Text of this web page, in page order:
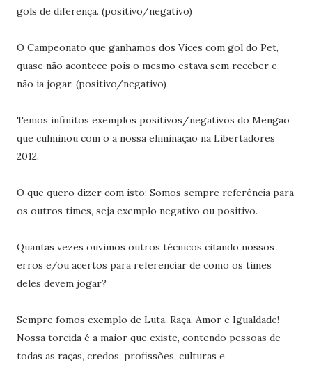
gols de diferença. (positivo/negativo)
O Campeonato que ganhamos dos Vices com gol do Pet,
quase não acontece pois o mesmo estava sem receber e
não ia jogar. (positivo/negativo)
Temos infinitos exemplos positivos/negativos do Mengão
que culminou com o a nossa eliminação na Libertadores
2012.
O que quero dizer com isto: Somos sempre referência para
os outros times, seja exemplo negativo ou positivo.
Quantas vezes ouvimos outros técnicos citando nossos
erros e/ou acertos para referenciar de como os times
deles devem jogar?
Sempre fomos exemplo de Luta, Raça, Amor e Igualdade!
Nossa torcida é a maior que existe, contendo pessoas de
todas as raças, credos, profissões, culturas e